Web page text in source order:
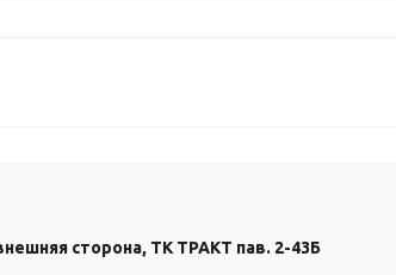
сторона, ТК ТРАКТ пав. 2-43Б